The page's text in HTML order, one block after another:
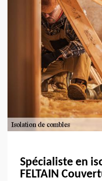
Spécialiste en
FELTAIN